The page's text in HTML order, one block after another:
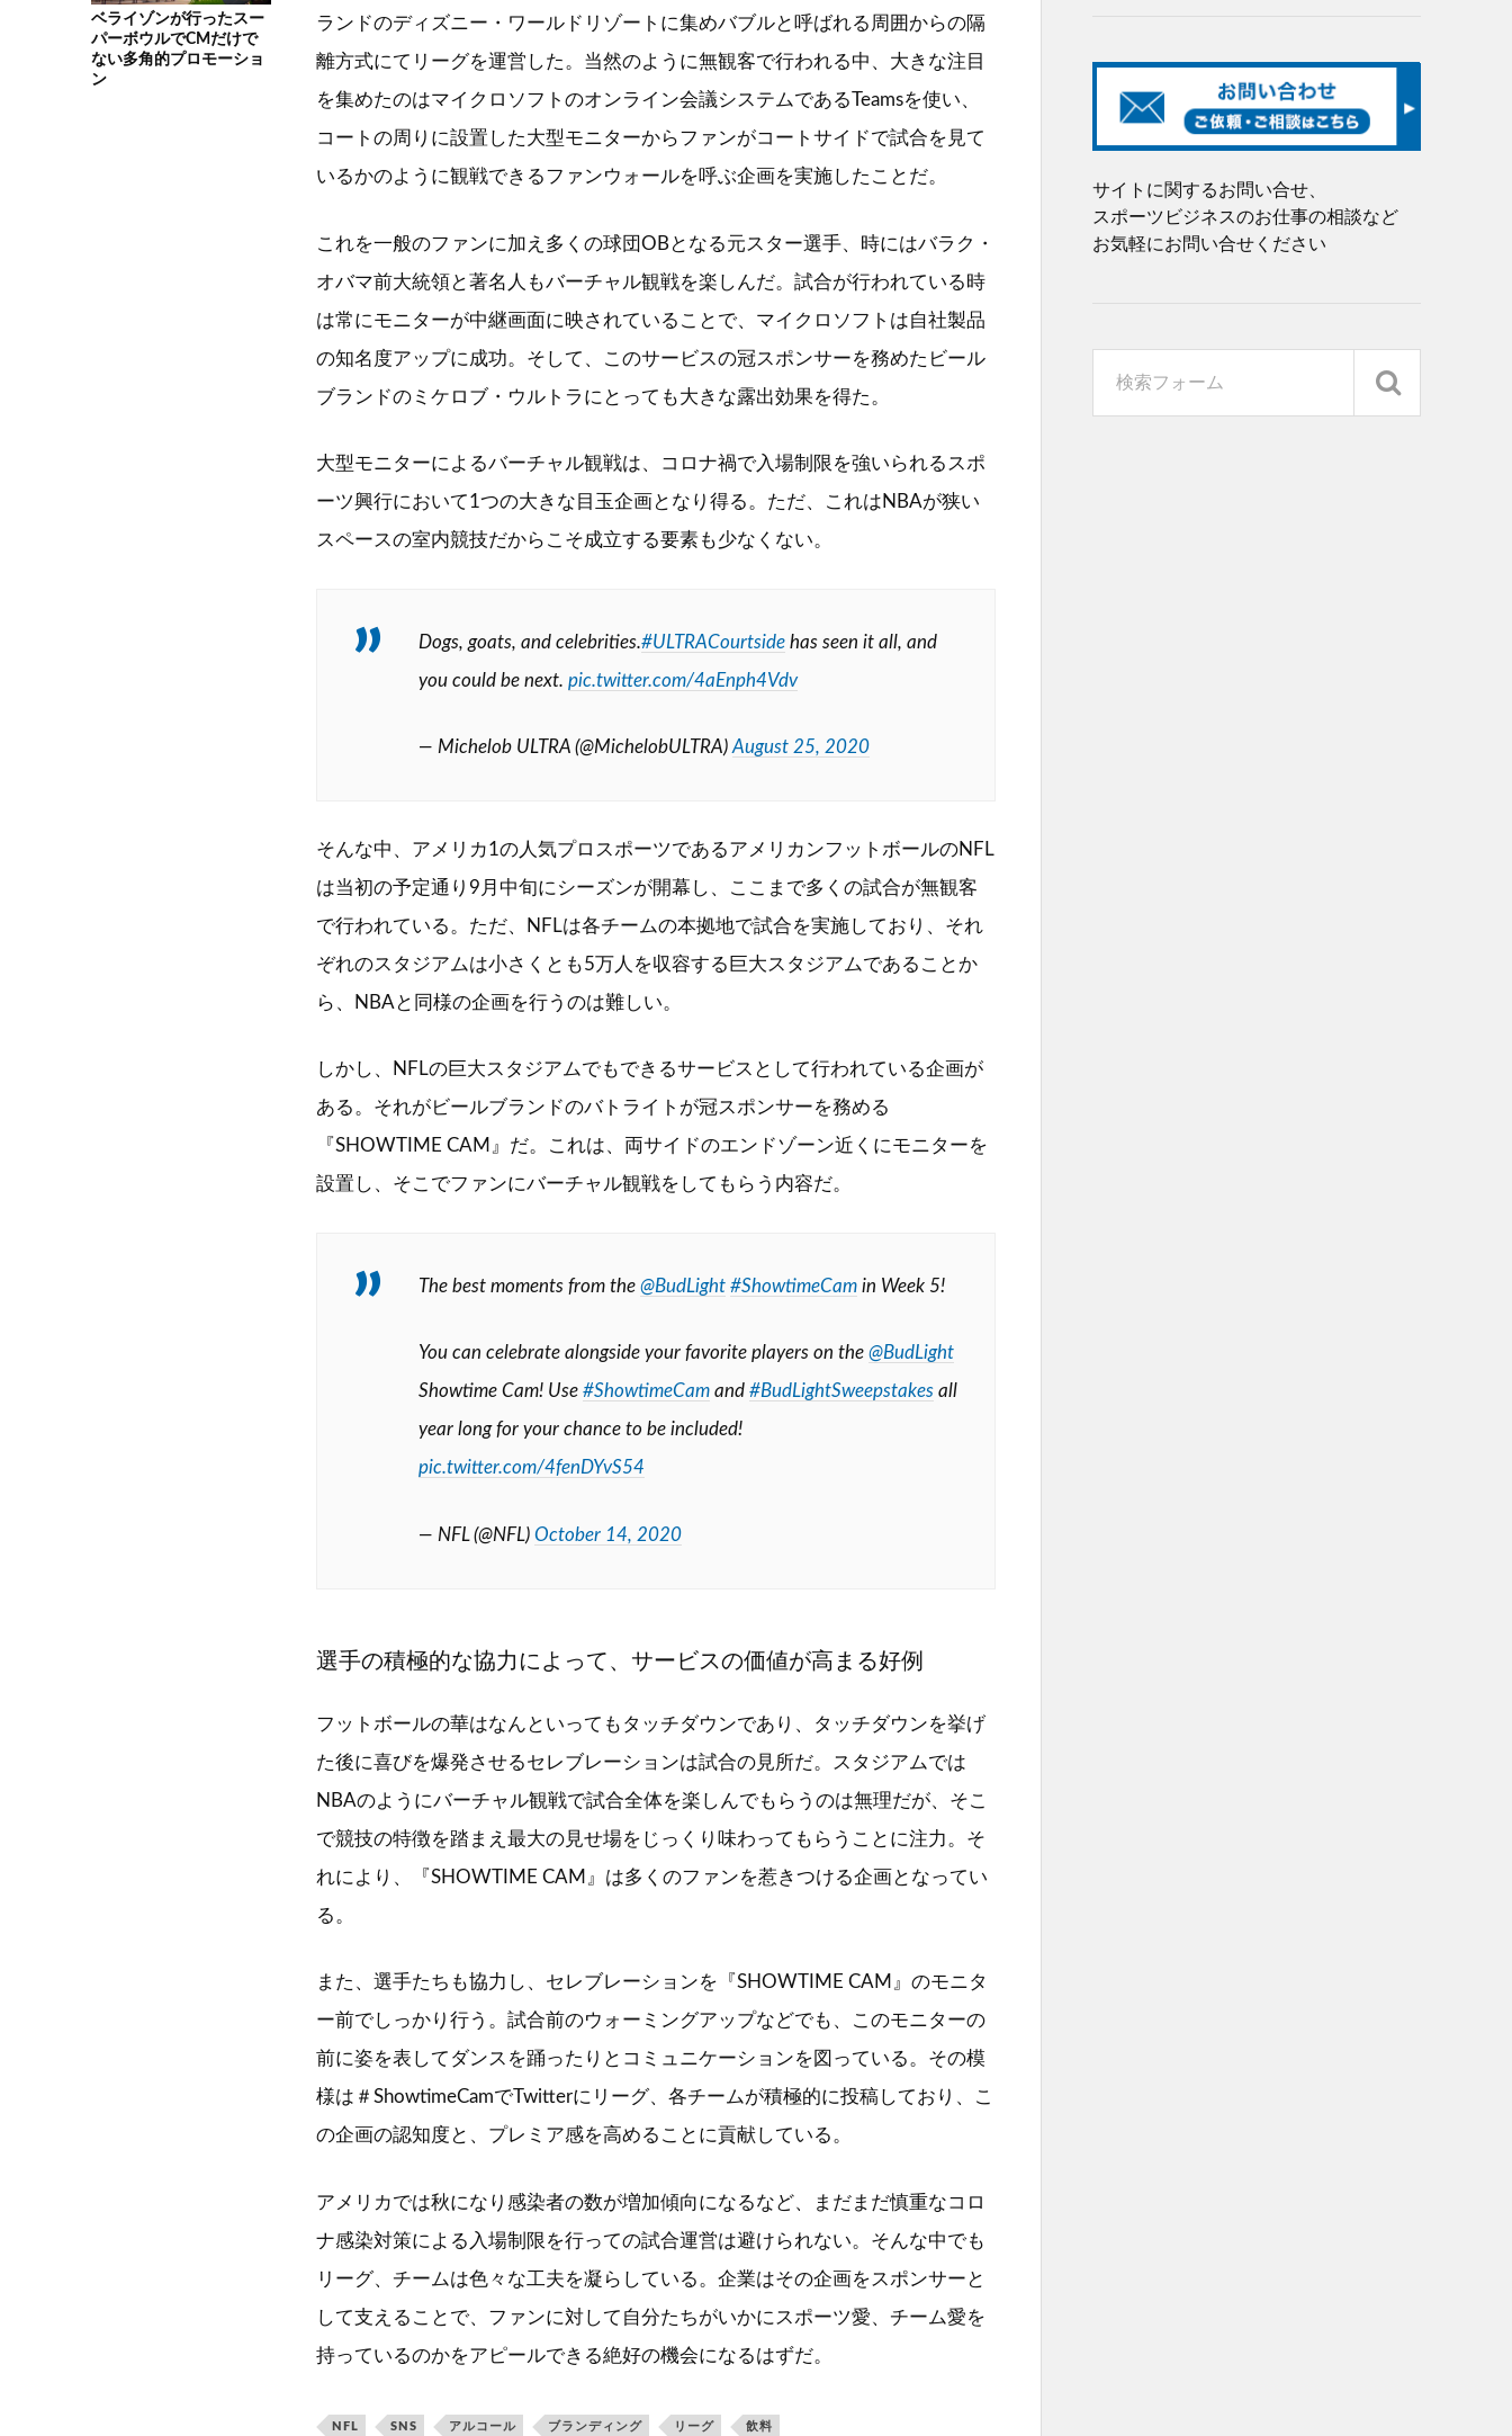
ベライゾンが行ったスー
パーボウルでCMだけで
ない多角的プロモーショ
ン
ランドのディズニー・ワールドリゾートに集めバブルと呼ばれる周囲からの隔
離方式にてリーグを運営した。当然のように無観客で行われる中、大きな注目
を集めたのはマイクロソフトのオンライン会議システムであるTeamsを使い、
コートの周りに設置した大型モニターからファンがコートサイドで試合を見て
いるかのように観戦できるファンウォールを呼ぶ企画を実施したことだ。
これを一般のファンに加え多くの球団OBとなる元スター選手、時にはバラク・
オバマ前大統領と著名人もバーチャル観戦を楽しんだ。試合が行われている時
は常にモニターが中継画面に映されていることで、マイクロソフトは自社製品
の知名度アップに成功。そして、このサービスの冠スポンサーを務めたビール
ブランドのミケロブ・ウルトラにとっても大きな露出効果を得た。
大型モニターによるバーチャル観戦は、コロナ禍で入場制限を強いられるスポ
ーツ興行において1つの大きな目玉企画となり得る。ただ、これはNBAが狭い
スペースの室内競技だからこそ成立する要素も少なくない。
Dogs, goats, and celebrities.#ULTRACourtsidehas seen it all, and
you could be next. pic.twitter.com/4aEnph4Vdv
— Michelob ULTRA (@MichelobULTRA) August 25, 2020
そんな中、アメリカ1の人気プロスポーツであるアメリカンフットボールのNFL
は当初の予定通り9月中旬にシーズンが開幕し、ここまで多くの試合が無観客
で行われている。ただ、NFLは各チームの本拠地で試合を実施しており、それ
ぞれのスタジアムは小さくとも5万人を収容する巨大スタジアムであることか
ら、NBAと同様の企画を行うのは難しい。
しかし、NFLの巨大スタジアムでもできるサービスとして行われている企画が
ある。それがビールブランドのバトライトが冠スポンサーを務める
『SHOWTIME CAM』だ。これは、両サイドのエンドゾーン近くにモニターを
設置し、そこでファンにバーチャル観戦をしてもらう内容だ。
The best moments from the @BudLight #ShowtimeCamin Week 5!
You can celebrate alongside your favorite players on the @BudLight
Showtime Cam! Use #ShowtimeCamand #BudLightSweepstakesall
year long for your chance to be included!
pic.twitter.com/4fenDYvS54
— NFL (@NFL) October 14, 2020
選手の積極的な協力によって、サービスの価値が高まる好例
フットボールの華はなんといってもタッチダウンであり、タッチダウンを挙げ
た後に喜びを爆発させるセレブレーションは試合の見所だ。スタジアムでは
NBAのようにバーチャル観戦で試合全体を楽しんでもらうのは無理だが、そこ
で競技の特徴を踏まえ最大の見せ場をじっくり味わってもらうことに注力。そ
れにより、『SHOWTIME CAM』は多くのファンを惹きつける企画となってい
る。
また、選手たちも協力し、セレブレーションを『SHOWTIME CAM』のモニタ
ー前でしっかり行う。試合前のウォーミングアップなどでも、このモニターの
前に姿を表してダンスを踊ったりとコミュニケーションを図っている。その模
様は＃ShowtimeCamでTwitterにリーグ、各チームが積極的に投稿しており、こ
の企画の認知度と、プレミア感を高めることに貢献している。
アメリカでは秋になり感染者の数が増加傾向になるなど、まだまだ慎重なコロ
ナ感染対策による入場制限を行っての試合運営は避けられない。そんな中でも
リーグ、チームは色々な工夫を凝らしている。企業はその企画をスポンサーと
して支えることで、ファンに対して自分たちがいかにスポーツ愛、チーム愛を
持っているのかをアピールできる絶好の機会になるはずだ。
NFL SNS アルコール ブランディング リーグ 飲料
サイトに関するお問い合せ、
スポーツビジネスのお仕事の相談など
お気軽にお問い合せください